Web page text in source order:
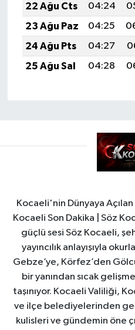
22 Ağu Cts
04:24
23 Ağu Paz
04:25
24 Ağu Pts
04:27
25 Ağu Sal
04:28
Kocaeli'nin Dünyaya
Kocaeli Son Dakika | Söz
güçlü sesi Söz Kocaeli,
yayıncılık anlayışıyla
Gebze’ye, Körfez’den
bir yanından sıcak
taşınıyor. Kocaeli Valiliği,
ve ilçe belediyelerinden
kulisleri ve gündemin öne